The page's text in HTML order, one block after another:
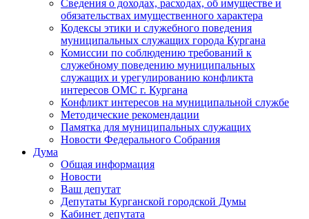
Сведения о доходах, расходах, об имуществе и
обязательствах имущественного характера
Кодексы этики и служебного поведения
муниципальных служащих города Кургана
Комиссии по соблюдению требований к
служебному поведению муниципальных
служащих и урегулированию конфликта
интересов ОМС г. Кургана
Конфликт интересов на муниципальной службе
Методические рекомендации
Памятка для муниципальных служащих
Новости Федерального Cобрания
Дума
Общая информация
Новости
Ваш депутат
Депутаты Курганской городской Думы
Кабинет депутата